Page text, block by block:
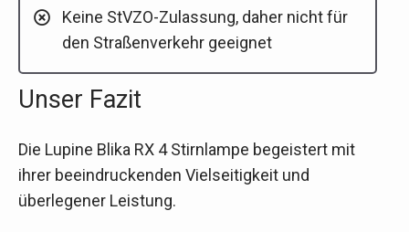
Keine StVZO-Zulassung, daher nicht für
den Straßenverkehr geeignet
Unser Fazit
Die Lupine Blika RX 4 Stirnlampe begeistert mit
ihrer beeindruckenden Vielseitigkeit und
überlegener Leistung.